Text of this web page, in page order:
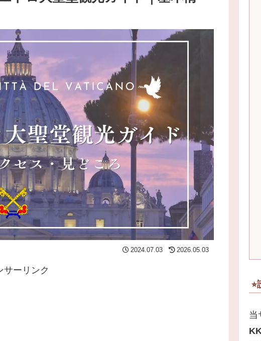
2024.07.03 2026.05.03
サーリンク
当